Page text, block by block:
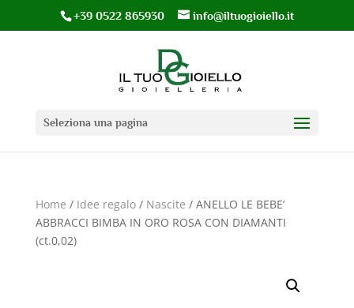
+39 0522 865930 info@iltuogioiello.it
Seleziona una pagina
Home / Idee regalo/ Nascite / ANELLO LE BEBE’
ABBRACCI BIMBA IN ORO ROSA CON DIAMANTI
(ct.0,02)